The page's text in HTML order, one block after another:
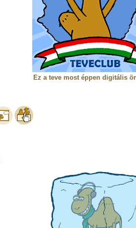
Ez a teve most éppen digitális